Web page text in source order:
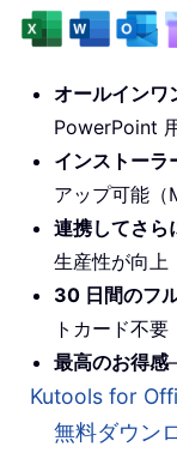
オールインワ
PowerPoint
インストーラ
アップ可能（
連携してさら
生産性が向上
30 日間のフ
トカード不要
最高のお得感
Kutools for
無料ダウン